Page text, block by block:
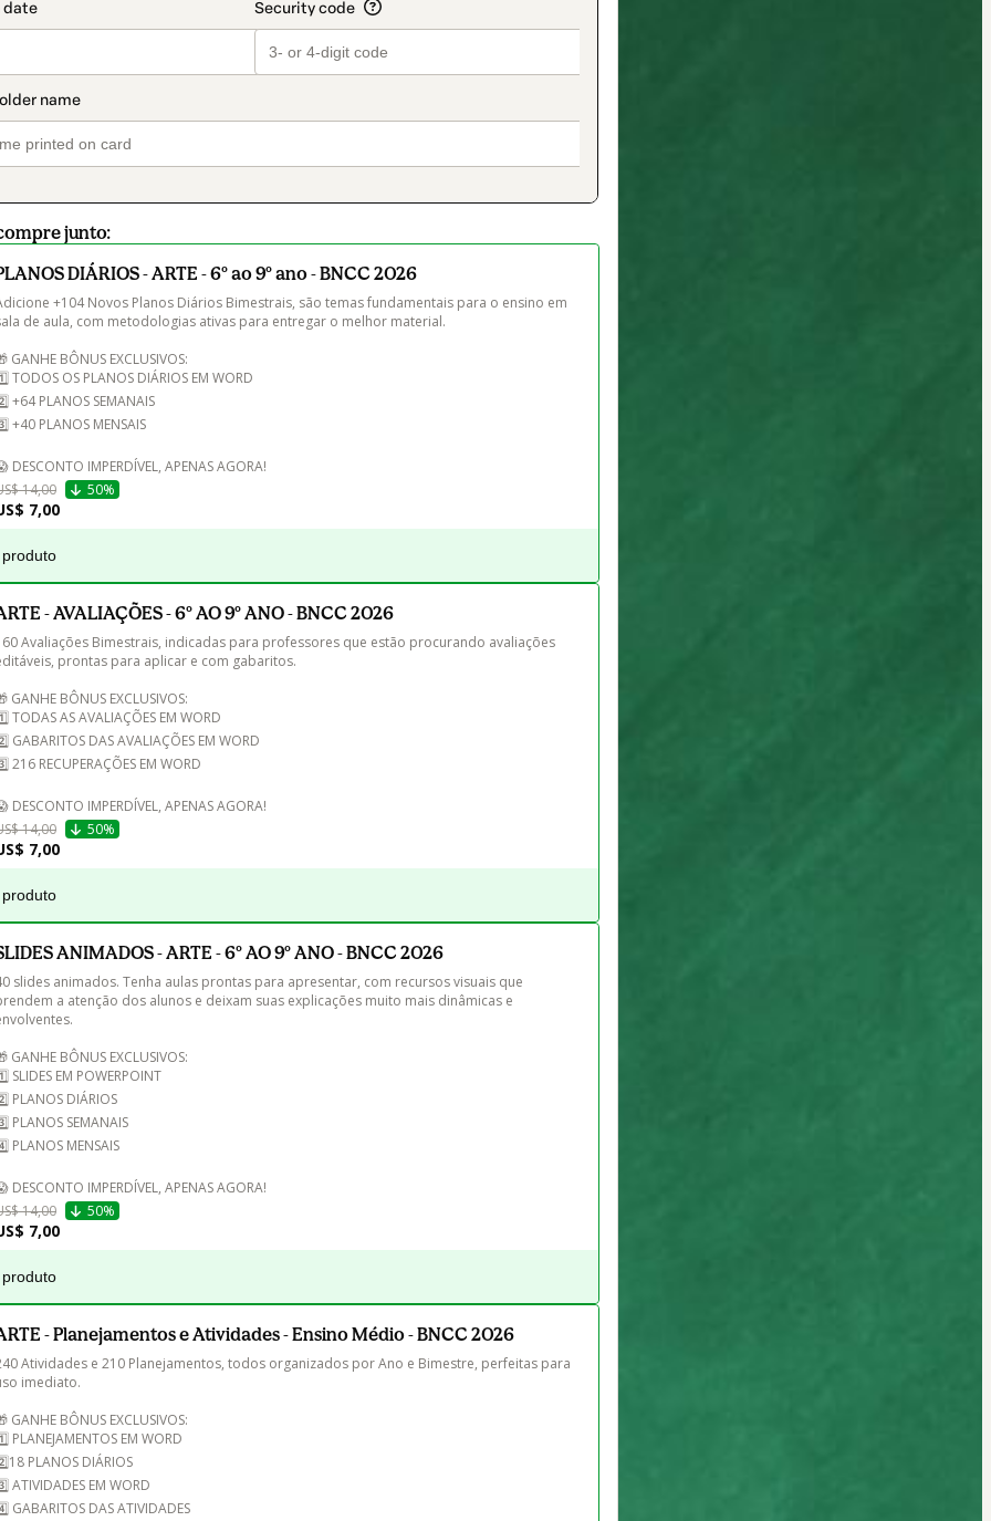
junto:
DIÁRIOS - ARTE - 6º ao 9º ano - BNCC 2026
+104 Novos Planos Diários Bimestrais, são temas fundamentais para o ensino em
de aula, com metodologias ativas para entregar o melhor material.
GANHE BÔNUS EXCLUSIVOS:
TODOS OS PLANOS DIÁRIOS EM WORD
+64 PLANOS SEMANAIS
+40 PLANOS MENSAIS
14,00
50%
7,00
- AVALIAÇÕES - 6º AO 9º ANO - BNCC 2026
Avaliações Bimestrais, indicadas para professores que estão procurando avaliações
prontas para aplicar e com gabaritos.
GANHE BÔNUS EXCLUSIVOS:
TODAS AS AVALIAÇÕES EM WORD
GABARITOS DAS AVALIAÇÕES EM WORD
216 RECUPERAÇÕES EM WORD
14,00
50%
7,00
ANIMADOS - ARTE - 6º AO 9º ANO - BNCC 2026
slides animados. Tenha aulas prontas para apresentar, com recursos visuais que
a atenção dos alunos e deixam suas explicações muito mais dinâmicas e
GANHE BÔNUS EXCLUSIVOS:
SLIDES EM POWERPOINT
PLANOS DIÁRIOS
PLANOS SEMANAIS
PLANOS MENSAIS
DESCONTO IMPERDÍVEL, APENAS AGORA!
14,00
50%
7,00
- Planejamentos e Atividades - Ensino Médio - BNCC 2026
Atividades e 210 Planejamentos, todos organizados por Ano e Bimestre, perfeitas para
imediato.
GANHE BÔNUS EXCLUSIVOS:
PLANEJAMENTOS EM WORD
PLANOS DIÁRIOS
ATIVIDADES EM WORD
GABARITOS DAS ATIVIDADES